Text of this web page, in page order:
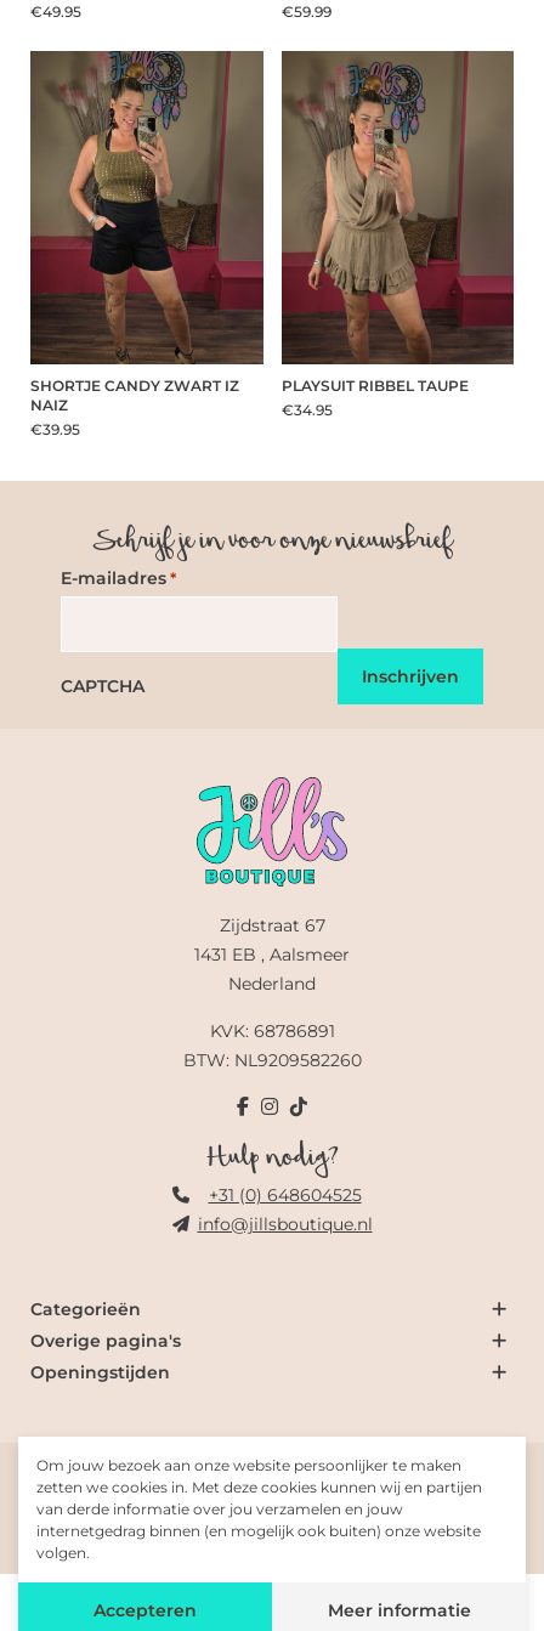
Om jouw bezoek aan onze website persoonlijker te maken
zetten we cookies in. Met deze cookies kunnen wij en partijen
van derde informatie over jou verzamelen en jouw
internetgedrag binnen (en mogelijk ook buiten) onze website
volgen.
Accepteren Meer informatie
€49.95
€59.99
SHORTJE CANDY ZWART IZ
NAIZ
€39.95
PLAYSUIT RIBBEL TAUPE
€34.95
Schrijf je in voor onze nieuwsbrief
E-mailadres *
CAPTCHA
Zijdstraat 67
1431 EB , Aalsmeer
Nederland
KVK: 68786891
BTW: NL9209582260
Hulp nodig?
+31 (0) 648604525
info@jillsboutique.nl
Categorieën
Overige pagina's
Openingstijden
© 2026 Jill's Boutique
Gemaakt met doorFresh-Dev
De waardering van www.jillsboutique.nl/ bij
WebwinkelKeur